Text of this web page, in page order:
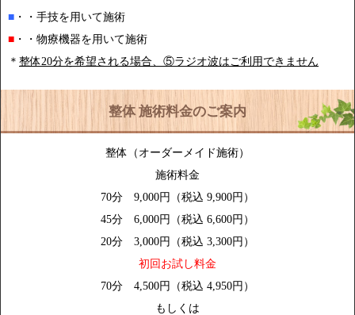
■ ・・手技を用いて施術
■ ・・物療機器を用いて施術
＊ 整体20分を希望される場合、⑤ラジオ波はご利用できません
整体 施術料金のご案内
整体（オーダーメイド施術）
施術料金
70分 9,000円（税込 9,900円）
45分 6,000円（税込 6,600円）
20分 3,000円（税込 3,300円）
初回お試し料金
70分 4,500円（税込 4,950円）
もしくは